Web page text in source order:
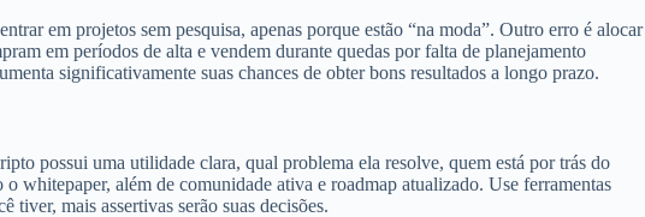
em projetos sem pesquisa, apenas porque estão “na moda”. Outro erro é alocar
em períodos de alta e vendem durante quedas por falta de planejamento
significativamente suas chances de obter bons resultados a longo prazo.
possui uma utilidade clara, qual problema ela resolve, quem está por trás do
whitepaper, além de comunidade ativa e roadmap atualizado. Use ferramentas
mais assertivas serão suas decisões.